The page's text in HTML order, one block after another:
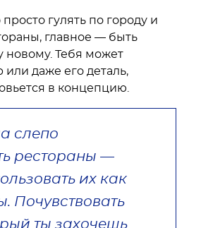
гулять по городу и
главное — быть
новому. Тебя может
или даже его деталь,
в концепцию.
слепо
рестораны —
их как
Почувствовать
ты захочешь